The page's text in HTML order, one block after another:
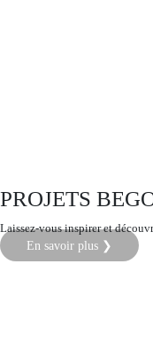
PROJETS
Laissez-vous inspirer et
En savoir plus ❯